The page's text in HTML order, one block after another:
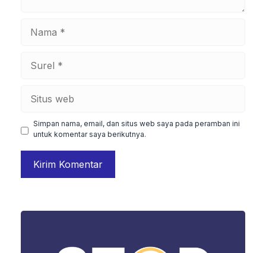
web
Simpan nama, email, dan situs web saya pada peramban ini
untuk komentar saya berikutnya.